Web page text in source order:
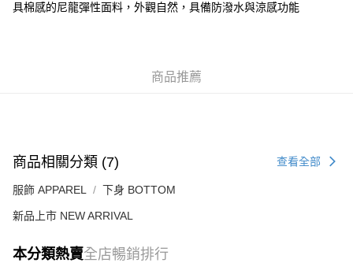
送貨上門免運優惠
具棉感的尼龍彈性面料，外觀自然，具備防潑水與涼感功能
商品推薦
商品相關分類 (7) 查看全部
服飾 APPAREL 下身 BOTTOM
新品上市 NEW ARRIVAL
本分類熱賣全店暢銷排行